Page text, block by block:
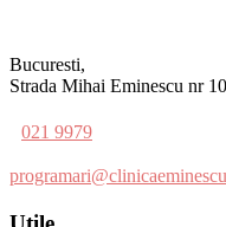
Bucuresti,
Strada Mihai Eminescu nr
021 9979